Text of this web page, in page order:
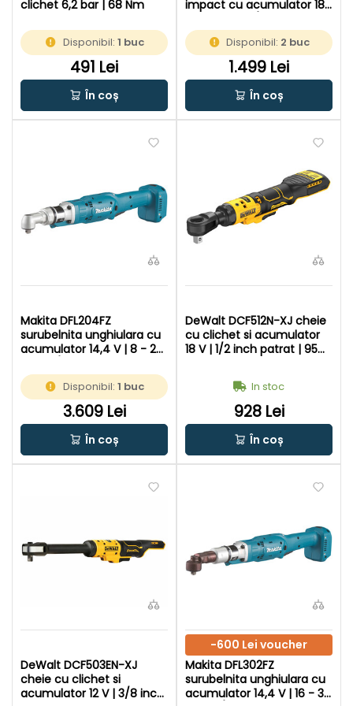
clichet 6,2 bar | 68 Nm
Disponibil: 1 buc
491 Lei
În coș
impact cu acumulator 18
perii | Fara acumulator si
incarcator | In cutie de
carton original
Disponibil: 2 buc
1.499 Lei
În coș
Makita DFL204FZ
surubelnita unghiulara cu
acumulator 14,4 V | 8 - 20
Fara acumulator si
incarcator | In cutie de
carton original
Disponibil: 1 buc
3.609 Lei
În coș
DeWalt DCF512N-XJ cheie
cu clichet si acumulator
18 V | 1/2 inch patrat | 95
acumulator si incarcator |
In cutie de carton original
In stoc
928 Lei
În coș
DeWalt DCF503EN-XJ
cheie cu clichet si
acumulator 12 V | 3/8 inch
-600 Lei voucher
Makita DFL302FZ
surubelnita unghiulara cu
acumulator 14,4 V | 16 - 30